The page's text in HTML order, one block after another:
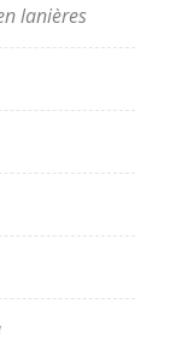
lanières